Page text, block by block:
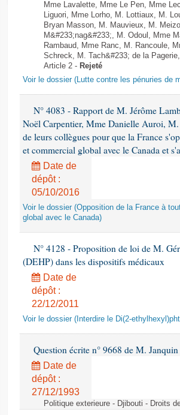
Baromètre de l’application des lois
Dossiers législatifs
Budget et sécurité sociale
Questions écrites et orales
Comptes rendus des débats
Mme Lavalette, Mme Le Pen, Mme
Liguori, Mme Lorho, M. Lottiaux, M.
Bryan Masson, M. Mauvieux, M.
M&#233;nag&#233;, M. Odoul, Mme
Rambaud, Mme Ranc, M. Rancoule,
Schreck, M. Tach&#233; de la
Article 2 - Rejeté
Voir le dossier (Lutte contre les pénuries de
N° 4083 - Rapport de M. Jérôme
Noël Carpentier, Mme Danielle Auroi,
de leurs collègues pour que la France
et commercial global avec le Canada et
Date de
dépôt :
05/10/2016
Voir le dossier (Opposition de la France à
global avec le Canada)
N° 4128 - Proposition de loi de M.
(DEHP) dans les dispositifs médicaux
Date de
dépôt :
22/12/2011
Voir le dossier (Interdire le Di(2-
Question écrite n° 9668 de M. Janquin
Date de
dépôt :
27/12/1993
Politique exterieure - Djibouti - Droits